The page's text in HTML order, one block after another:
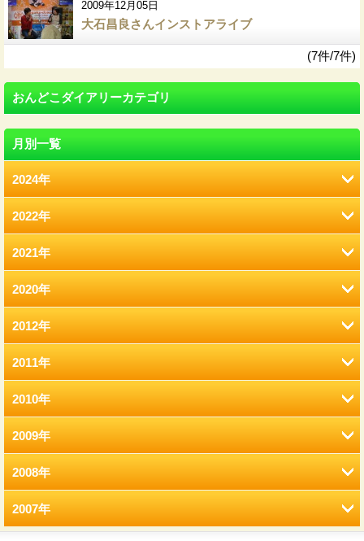
2009年12月05日
大石昌良さんインストアライブ
(7件/7件)
おんどこダイアリーカテゴリ
月別一覧
2024年
8月 (12)
2022年
2月 (12)
1月 (77)
2021年
12月 (41)
11月 (22)
10月 (22)
9月 (21)
8月 (17)
7月 (12)
6月 (10)
2020年
12月 (7)
11月 (6)
10月 (9)
9月 (13)
8月 (10)
7月 (9)
2012年
12月 (2)
11月 (2)
9月 (2)
8月 (4)
7月 (5)
2011年
12月 (2)
11月 (8)
10月 (3)
9月 (2)
2010年
12月 (9)
11月 (15)
10月 (9)
2009年
12月 (7)
11月 (25)
2008年
12月 (33)
2007年